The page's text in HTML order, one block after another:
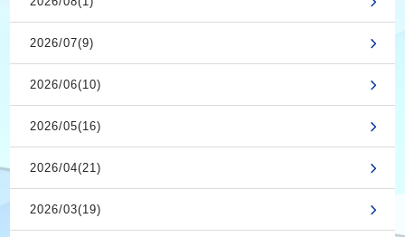
2026/07(9)
2026/06(10)
2026/05(16)
2026/04(21)
2026/03(19)